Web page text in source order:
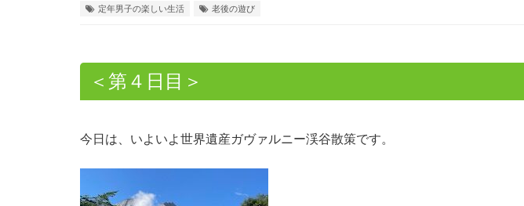
定年男子の楽しい生活 老後の遊び
＜第４日目＞
今日は、いよいよ世界遺産ガヴァルニー渓谷散策です。